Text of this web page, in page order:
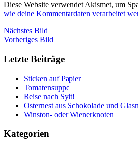
Diese Website verwendet Akismet, um
wie deine Kommentardaten verarbeitet
Nächstes Bild
Vorheriges Bild
Letzte Beiträge
Sticken auf Papier
Tomatensuppe
Reise nach Sylt!
Osternest aus Schokolade und
Winston- oder Wienerknoten
Kategorien